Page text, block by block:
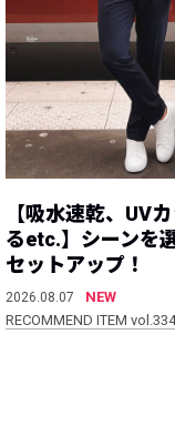
【吸水速乾、UV
るetc.】シーンを
セットアップ！
2026.08.07
NEW
RECOMMEND ITEM vol.334